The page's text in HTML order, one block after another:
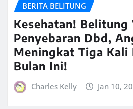
BERITA BELITUNG
Kesehatan! Belitung
Penyebaran Dbd,
Meningkat Tiga Kali
Bulan Ini!
Charles Kelly Jan 10,